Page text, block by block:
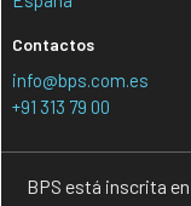
Contactos
info@bps.com.es
+91 313 79 00
BPS está inscrita